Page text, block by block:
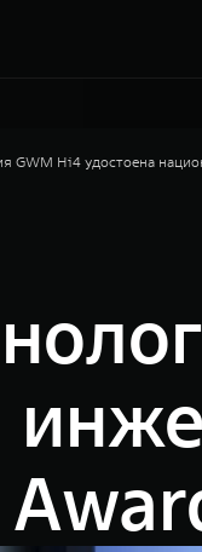
GWM Hi4 удостоена